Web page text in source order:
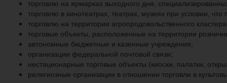
торговлю на ярмарках выходного дня,
торговлю в кинотеатрах, театрах, музеях при условии,
торговлю на территории агропродовольственного
торговые объекты, расположенные на территории
автономные бюджетные и казенные учреждения;
организации федеральной почтовой связи;
нестационарные торговые объекты (киоски, палатки,
религиозные организации в отношении торговли в